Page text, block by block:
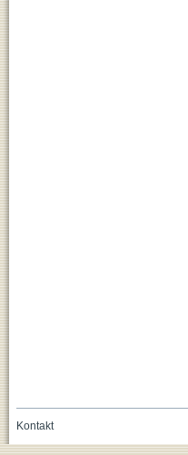
Kontakt